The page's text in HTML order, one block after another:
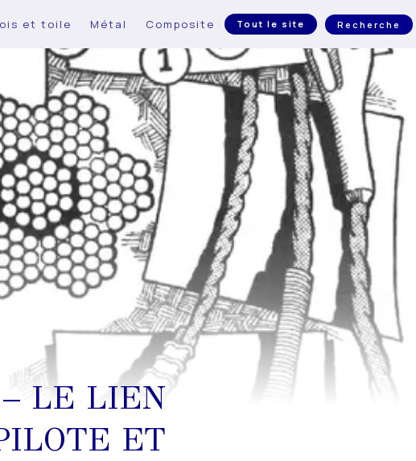
et toile Métal Composite Tout le site Recherche
– LE LIEN
ET